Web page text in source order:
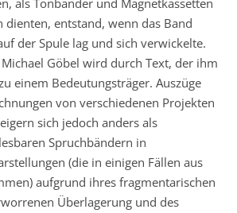
als Tonbänder und Magnetkassetten
dienten, entstand, wenn das Band
der Spule lag und sich verwickelte.
Göbel wird durch Text, der ihm
einem Bedeutungsträger. Auszüge
von verschiedenen Projekten
sich jedoch anders als
Spruchbändern in
(die in einigen Fällen aus
aufgrund ihres fragmentarischen
Überlagerung und des